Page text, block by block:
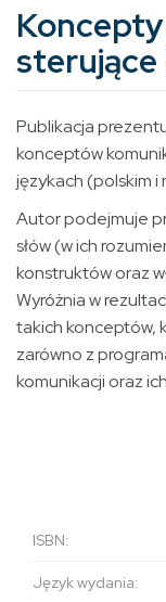
sterujące
Publikacja
konceptów
językach (polskim i
Autor podejmuje
słów (w ich
konstruktów oraz
Wyróżnia w
takich konceptów,
zarówno z
komunikacji oraz
ISBN:
Język wydania: